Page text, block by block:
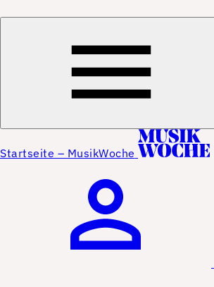
Startseite – MusikWoche